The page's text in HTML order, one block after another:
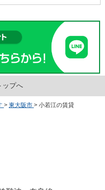
ップへ
> 東大阪市 > 小若江の賃貸